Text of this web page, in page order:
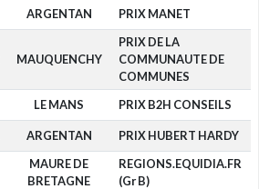
ARGENTAN PRIX MANET
MAUQUENCHY
PRIX DE LA
COMMUNAUTE DE
COMMUNES
LE MANS PRIX B2H CONSEILS
ARGENTAN PRIX HUBERT HARDY
MAURE DE
BRETAGNE
REGIONS.EQUIDIA.FR
(Gr B)